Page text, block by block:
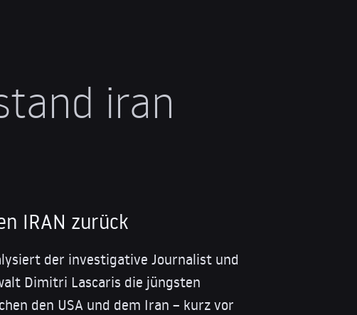
iran
IRAN zurück
der investigative Journalist und
Dimitri Lascaris die jüngsten
den USA und dem Iran – kurz vor